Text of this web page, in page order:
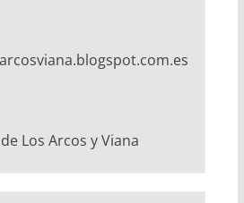
Los Arcos y Viana